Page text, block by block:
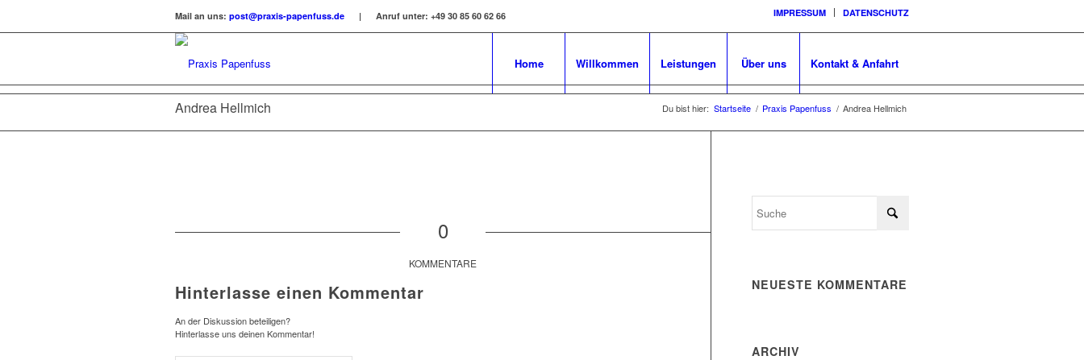
IMPRESSUM DATENSCHUTZ
Mail an uns: post@praxis-papenfuss.de | Anruf unter: +49 30 85 60 62 66
Home Willkommen Leistungen Über uns Kontakt & Anfahrt
Andrea Hellmich Du bist hier: Startseite / Praxis Papenfuss / Andrea Hellmich
0
KOMMENTARE
Hinterlasse einen Kommentar
An der Diskussion beteiligen?
Hinterlasse uns deinen Kommentar!
NEUESTE KOMMENTARE
ARCHIV